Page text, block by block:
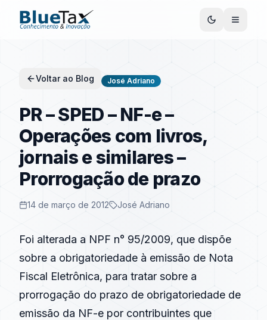
Voltar ao Blog José Adriano
PR – SPED – NF-e –
Operações com livros,
jornais e similares –
Prorrogação de prazo
14 de março de 2012 José Adriano
Foi alterada a NPF n° 95/2009, que dispõe
sobre a obrigatoriedade à emissão de Nota
Fiscal Eletrônica, para tratar sobre a
prorrogação do prazo de obrigatoriedade de
emissão da NF-e por contribuintes que